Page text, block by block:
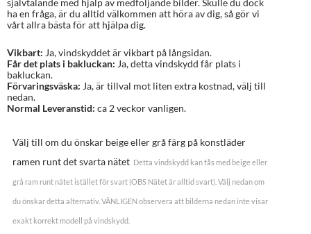
självtalande med hjälp av medföljande bilder. Skulle du dock
ha en fråga, är du alltid välkommen att höra av dig, så gör vi
vårt allra bästa för att hjälpa dig.
Vikbart: Ja, vindskyddet är vikbart på långsidan.
Får det plats i bakluckan: Ja, detta vindskydd får plats i
bakluckan.
Förvaringsväska: Ja, är tillval mot liten extra kostnad, välj till
nedan.
Normal Leveranstid: ca 2 veckor vanligen.
Välj till om du önskar beige eller grå färg på konstläder
ramen runt det svarta nätet Detta vindskydd kan fås med beige eller
grå ram runt nätet istället för svart (OBS Nätet är alltid svart). Välj nedan om
du önskar detta alternativ. VÄNLIGEN observera att bilderna nedan inte visar
exakt korrekt modell på vindskydd.